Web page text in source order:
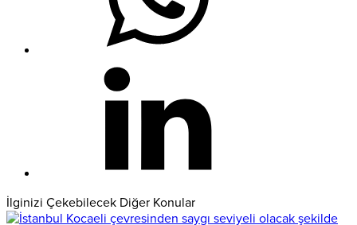
İlginizi Çekebilecek Diğer Konular